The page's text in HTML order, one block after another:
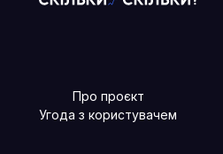
Про проєкт
Угода з користувачем